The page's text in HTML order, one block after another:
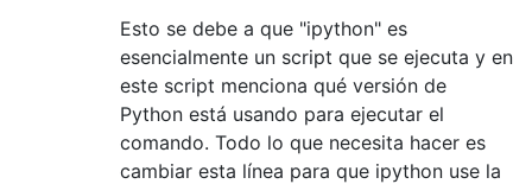
Esto se debe a que "ipython" es
esencialmente un script que se ejecuta y en
este script menciona qué versión de
Python está usando para ejecutar el
comando. Todo lo que necesita hacer es
cambiar esta línea para que ipython use la